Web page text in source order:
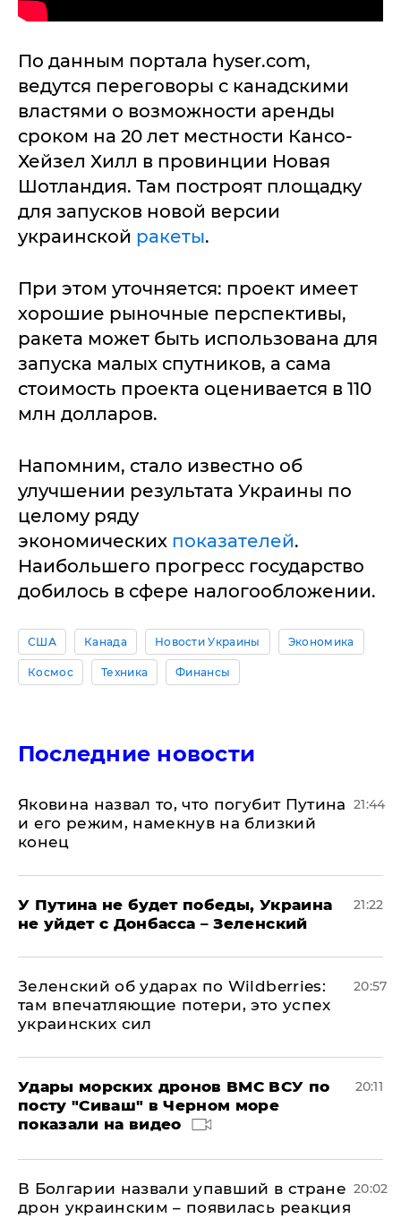
По данным портала hyser.com,
ведутся переговоры с канадскими
властями о возможности аренды
сроком на 20 лет местности Кансо-
Хейзел Хилл в провинции Новая
Шотландия. Там построят площадку
для запусков новой версии
украинской ракеты.
При этом уточняется: проект имеет
хорошие рыночные перспективы,
ракета может быть использована для
запуска малых спутников, а сама
стоимость проекта оценивается в 110
млн долларов.
Напомним, стало известно об
улучшении результата Украины по
целому ряду
экономических показателей.
Наибольшего прогресс государство
добилось в сфере налогообложении.
США Канада Новости Украины Экономика
Космос Техника Финансы
Последние новости
Яковина назвал то, что погубит Путина
и его режим, намекнув на близкий
конец
21:44
У Путина не будет победы, Украина
не уйдет с Донбасса – Зеленский
21:22
Зеленский об ударах по Wildberries:
там впечатляющие потери, это успех
украинских сил
20:57
Удары морских дронов ВМС ВСУ по
посту "Сиваш" в Черном море
показали на видео
20:11
В Болгарии назвали упавший в стране
дрон украинским – появилась реакция
20:02